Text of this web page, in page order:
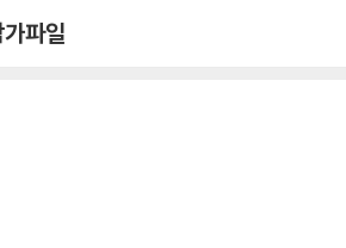
파일